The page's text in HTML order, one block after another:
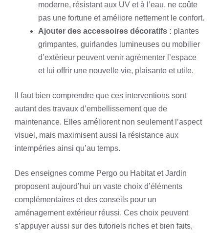
moderne, résistant aux UV et à l’eau, ne coûte
pas une fortune et améliore nettement le confort.
Ajouter des accessoires décoratifs : plantes
grimpantes, guirlandes lumineuses ou mobilier
d’extérieur peuvent venir agrémenter l’espace
et lui offrir une nouvelle vie, plaisante et utile.
Il faut bien comprendre que ces interventions sont
autant des travaux d’embellissement que de
maintenance. Elles améliorent non seulement l’aspect
visuel, mais maximisent aussi la résistance aux
intempéries ainsi qu’au temps.
Des enseignes comme Pergo ou Habitat et Jardin
proposent aujourd’hui un vaste choix d’éléments
complémentaires et des conseils pour un
aménagement extérieur réussi. Ces choix peuvent
s’appuyer aussi sur des tutoriels riches et bien faits,